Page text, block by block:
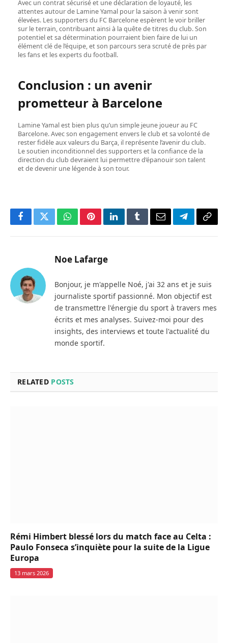
Avec un contrat sécurisé et une déclaration de loyauté, les
attentes autour de Lamine Yamal pour la saison à venir sont
élevées. Les supporters du FC Barcelone espèrent le voir briller
sur le terrain, contribuant ainsi à la quête de titres du club. Son
potentiel et sa détermination pourraient bien faire de lui un
élément clé de l’équipe, et son parcours sera scruté de près par
les fans et les experts du football.
Conclusion : un avenir
prometteur à Barcelone
Lamine Yamal est bien plus qu’un simple jeune joueur au FC
Barcelone. Avec son engagement envers le club et sa volonté de
rester fidèle aux valeurs du Barça, il représente l’avenir du club.
Le soutien inconditionnel des supporters et la confiance de la
direction du club devraient lui permettre d’épanouir son talent
et de devenir une légende à son tour.
FacebookTwitterWhatsAppPinterestLinkedInTumblrEmailTelegram
Copy
Noe Lafarge
Bonjour, je m'appelle Noé, j'ai 32 ans et je suis
journaliste sportif passionné. Mon objectif est
de transmettre l'énergie du sport à travers mes
écrits et mes analyses. Suivez-moi pour des
insights, des interviews et toute l'actualité du
monde sportif.
RELATED POSTS
Rémi Himbert blessé lors du match face au Celta :
Paulo Fonseca s’inquiète pour la suite de la Ligue
Europa
13 mars 2026